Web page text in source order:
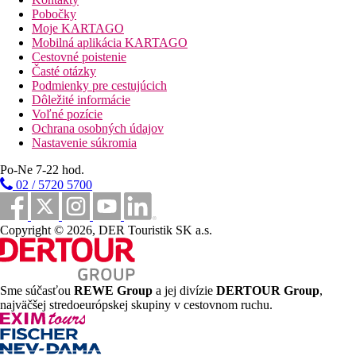
Pláž
Hotel priamo pri pláži
Plážová dovolenka
bazény
Ležadlá a slnečníky pri bazéne zadarmo
Bar pri bazéne
Fotogaléria
Pobočky
Moje KARTAGO
Mobilná aplikácia KARTAGO
Cestovné poistenie
Časté otázky
Podmienky pre cestujúcich
Dôležité informácie
Voľné pozície
Ochrana osobných údajov
Nastavenie súkromia
Po-Ne 7-22 hod.
02 / 5720 5700
Copyright © 2026, DER Touristik SK a.s.
Sme súčasťou REWE Group a jej divízie DERTOUR Group,
najväčšej stredoeurópskej skupiny v cestovnom ruchu.